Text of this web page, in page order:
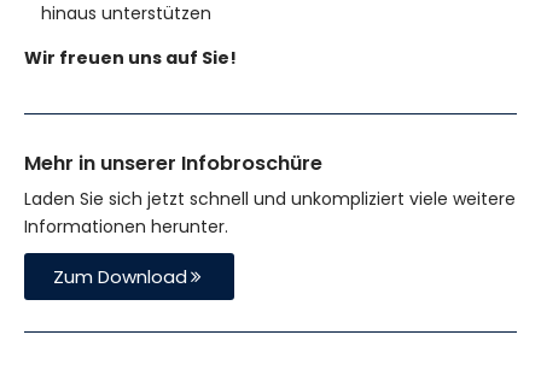
hinaus unterstützen
Wir freuen uns auf Sie!
Mehr in unserer Infobroschüre
Laden Sie sich jetzt schnell und unkompliziert viele weitere
Informationen herunter.
Zum Download